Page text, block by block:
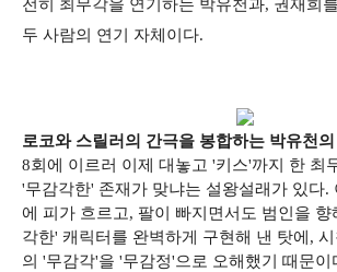
전히 최무각을 연기하는 박유천과, 권재희
두 사람의 연기 자체이다.
로코와 스릴러의 간극을 봉합하는 박유천
8회에 이르러 이제 대놓고 '키스'까지 한 최
'무감각한' 존재가 맞냐는 설왕설래가 있다.
에 피가 흐르고, 팔이 빠지면서도 범인을
각한' 캐릭터를 완벽하게 구현해 낸 탓에,
의 '무감각'을 '무감정'으로 오해했기 때문이